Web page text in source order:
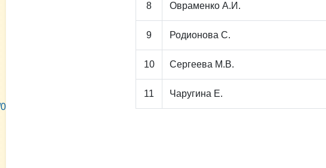
8 Овраменко А.И.
9 Родионова С.
10 Сергеева М.В.
11 Чаругина Е.